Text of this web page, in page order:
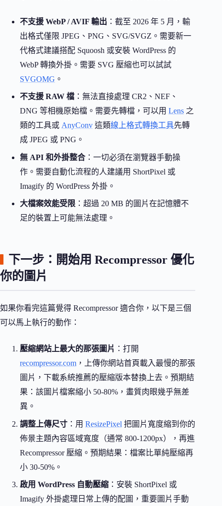
不支援 WebP / AVIF 輸出 ：截至 2026 年 5 月，輸
出格式僅限 JPEG、PNG、SVG/SVGZ。需要新一
代格式建議搭配 Squoosh 或安裝 WordPress 的
WebP 轉換外掛。需要 SVG 壓縮也可以試試
SVGOMG 。
不支援 RAW 檔 ：無法直接處理 CR2、NEF、
DNG 等相機原始檔。需要先轉檔，可以用 Lens 之
類的工具或 AnyConv 這類線上格式轉換工具先轉
成 JPEG 或 PNG。
無 API 和外掛整合 ：一切必須在瀏覽器手動操
作。需要自動化流程的人建議用 ShortPixel 或
Imagify 的 WordPress 外掛。
大檔案效能受限 ：超過 20 MB 的圖片在記憶體不
足的裝置上可能無法處理。
下一步：開始用 Recompressor 優化
你的圖片
如果你看完這篇覺得 Recompressor 適合你，以下是三個
可以馬上執行的動作：
壓縮網站上最大的那張圖片 ：打開
recompressor.com ，上傳你網站首頁載入最慢的那張
圖片，下載系統推薦的壓縮版本替換上去。預期結
果：該圖片檔案縮小 50-80%，畫質肉眼幾乎無差
異。
調整上傳尺寸 ：用 ResizePixel 把圖片寬度縮到你的
佈景主題內容區域寬度（通常 800-1200px），再進
Recompressor 壓縮。預期結果：檔案比單純壓縮再
小 30-50%。
啟用 WordPress 自動壓縮 ：安裝 ShortPixel 或
Imagify 外掛處理日常上傳的配圖，重要圖片手動